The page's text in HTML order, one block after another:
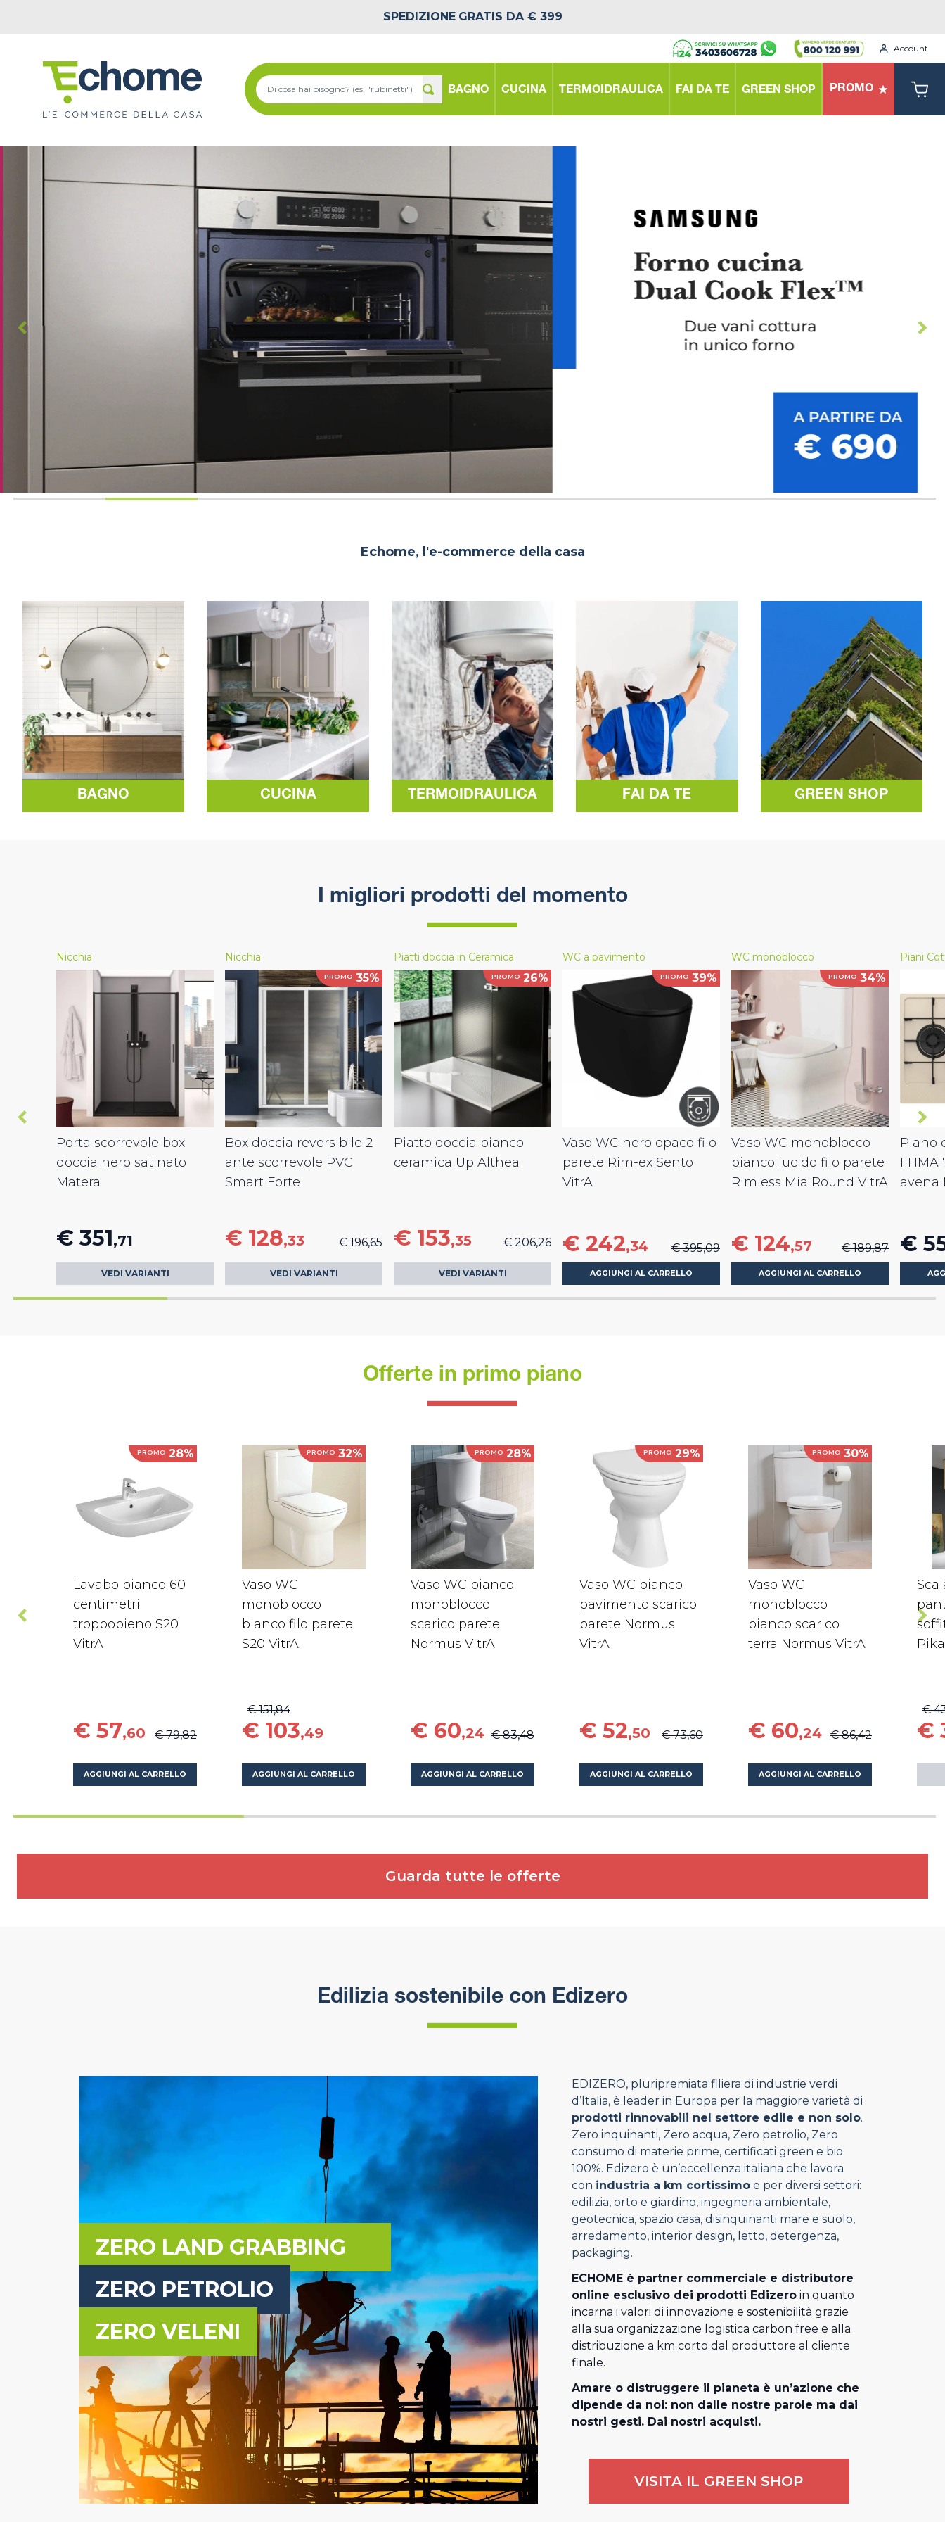
SPEDIZIONE GRATIS DA € 399
Account
BAGNO CUCINA TERMOIDRAULICA FAI DA TE GREEN SHOP PROMO
Echome, l'e-commerce della casa
BAGNO CUCINA TERMOIDRAULICA FAI DA TE GREEN SHOP
I migliori prodotti del momento
Nicchia
Porta scorrevole box
doccia nero satinato
Matera
€ 351,71
VEDI VARIANTI
Nicchia
PROMO 35%
Box doccia reversibile 2
ante scorrevole PVC
Smart Forte
€ 128,33 € 196,65
VEDI VARIANTI
Piatti doccia in Ceramica
PROMO 26%
Piatto doccia bianco
ceramica Up Althea
€ 153,35 € 206,26
VEDI VARIANTI
WC a pavimento
PROMO 39%
Vaso WC nero opaco filo
parete Rim-ex Sento
VitrA
€ 242,34 € 395,09
AGGIUNGI AL CARRELLO
WC monoblocco
PROMO 34%
Vaso WC monoblocco
bianco lucido filo parete
Rimless Mia Round VitrA
€ 124,57 € 189,87
AGGIUNGI AL CARRELLO
Piani
Piano
FHMA
avena
€
Offerte in primo piano
PROMO 28%
Lavabo bianco 60
centimetri
troppopieno S20
VitrA
€ 57,60 € 79,82
AGGIUNGI AL CARRELLO
PROMO 32%
Vaso WC
monoblocco
bianco filo parete
S20 VitrA
€ 103,49
€ 151,84
AGGIUNGI AL CARRELLO
PROMO 28%
Vaso WC bianco
monoblocco
scarico parete
Normus VitrA
€ 60,24 € 83,48
AGGIUNGI AL CARRELLO
PROMO 29%
Vaso WC bianco
pavimento scarico
parete Normus
VitrA
€ 52,50 € 73,60
AGGIUNGI AL CARRELLO
PROMO 30%
Vaso WC
monoblocco
bianco scarico
terra Normus VitrA
€ 60,24 € 86,42
AGGIUNGI AL CARRELLO
€
€
Guarda tutte le offerte
Edilizia sostenibile con Edizero
ZERO LAND GRABBING
ZERO PETROLIO
ZERO VELENI
EDIZERO, pluripremiata filiera di industrie verdi
d’Italia, è leader in Europa per la maggiore varietà di
prodotti rinnovabili nel settore edile e non solo.
Zero inquinanti, Zero acqua, Zero petrolio, Zero
consumo di materie prime, certificati green e bio
100%. Edizero è un’eccellenza italiana che lavora
con industria a km cortissimoe per diversi settori:
edilizia, orto e giardino, ingegneria ambientale,
geotecnica, spazio casa, disinquinanti mare e suolo,
arredamento, interior design, letto, detergenza,
packaging.
ECHOME è partner commerciale e distributore
online esclusivo dei prodotti Edizeroin quanto
incarna i valori di innovazione e sostenibilità grazie
alla sua organizzazione logistica carbon free e alla
distribuzione a km corto dal produttore al cliente
finale.
Amare o distruggere il pianeta è un’azione che
dipende da noi: non dalle nostre parole ma dai
nostri gesti. Dai nostri acquisti.
VISITA IL GREEN SHOP